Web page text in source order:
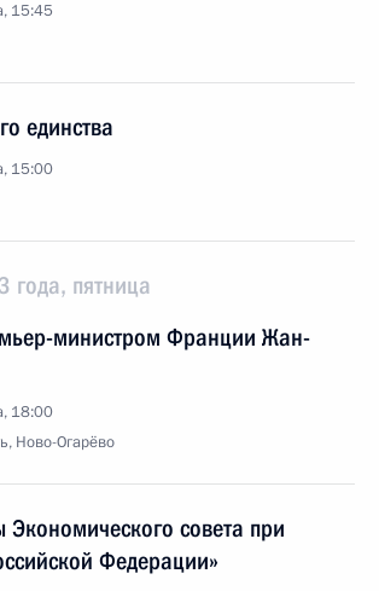
15:45
единства
15:00
года, пятница
министром Франции Жан-
18:00
Ново-Огарёво
Экономического совета при
Федерации»